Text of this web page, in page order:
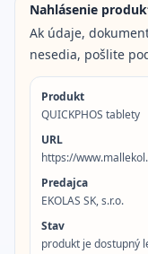
Nahlásenie
Ak údaje,
nesedia, pošlite
Produkt
QUICKPHOS tablety
URL
https://
Predajca
EKOLAS SK, s.r.o.
Stav
produkt je dostupný